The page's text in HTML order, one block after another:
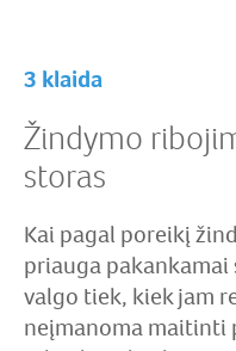
3 klaida
Žindymo
storas
Kai pagal poreikį
priauga
valgo tiek, kiek jam
neįmanoma maitinti